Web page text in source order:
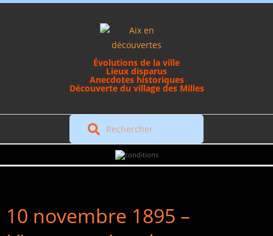
Évolutions de la ville
Lieux disparus
Anecdotes historiques
Découverte du village des Milles
Rechercher
Navigation
10 novembre 1895 –